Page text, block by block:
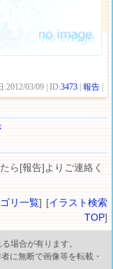
:2012/03/09 | ID:3473 |報告
ら[報告]よりご連絡く
リ一覧] [イラスト検索
TOP]
場合が有ります。
に無断で画像等を転載・